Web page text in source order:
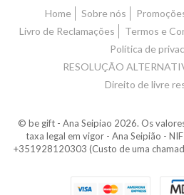
Home Sobre nós
Livro de Reclamações
Termos e
Política de
RESOLUÇÃO
Direito de livre
© be gift - Ana Seipiao 2026. Os
taxa legal em vigor - Ana Seipião -
+351928120303 (Custo de uma